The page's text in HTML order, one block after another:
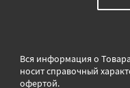
Вся информация о
носит справочный
офертой.